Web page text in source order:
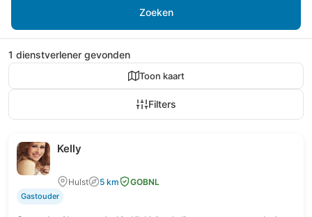
Zoeken
1 dienstverlener gevonden
Toon kaart
Filters
Kelly
Hulst 5 km GOBNL
Gastouder